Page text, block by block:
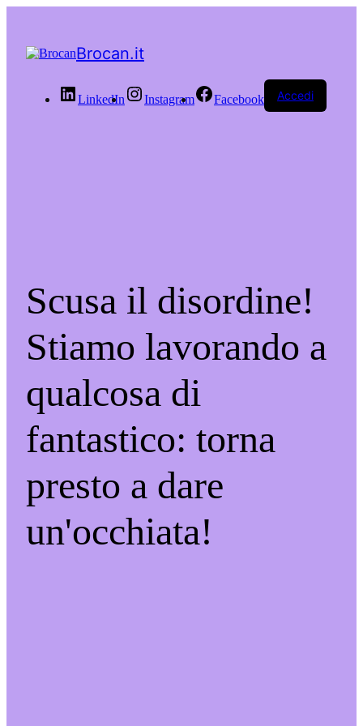
Brocan.it
LinkedIn Instagram Facebook Accedi
Scusa il disordine!
Stiamo lavorando a
qualcosa di
fantastico: torna
presto a dare
un'occhiata!